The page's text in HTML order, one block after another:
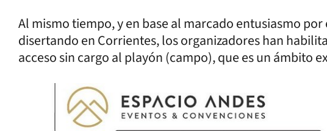
Al mismo tiempo, y en base al marcado entusiasmo
disertando en Corrientes, los organizadores han
acceso sin cargo al playón (campo), que es un ámbito